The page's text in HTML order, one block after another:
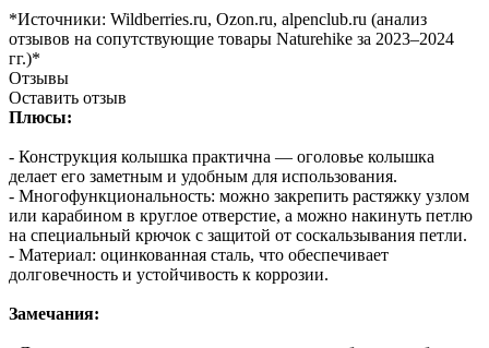
*Источники: Wildberries.ru, Ozon.ru, alpenclub.ru (анализ
отзывов на сопутствующие товары Naturehike за 2023–2024
гг.)*
Отзывы
Оставить отзыв
Плюсы:
- Конструкция колышка практична — оголовье колышка
делает его заметным и удобным для использования.
- Многофункциональность: можно закрепить растяжку узлом
или карабином в круглое отверстие, а можно накинуть петлю
на специальный крючок с защитой от соскальзывания петли.
- Материал: оцинкованная сталь, что обеспечивает
долговечность и устойчивость к коррозии.
Замечания: